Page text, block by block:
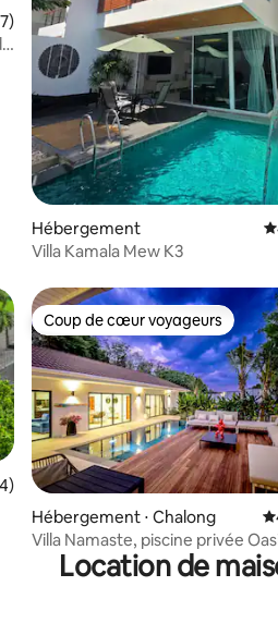
moyenne sur la base de 47
Hébergement
Villa Kamala Mew K3
moyenne sur la base de 54
Coup de cœur voyageurs
Coup de cœur voyageurs
Hébergement ⋅ Chalong
Villa Namaste, piscine privée
quartier calme de Chalong
Location de